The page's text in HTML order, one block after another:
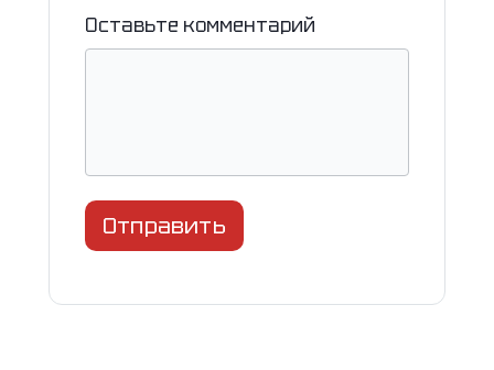
Оставьте комментарий
Отправить